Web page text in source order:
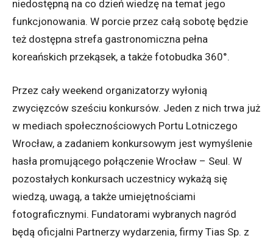
niedostępną na co dzień wiedzę na temat jego
funkcjonowania. W porcie przez całą sobotę będzie
też dostępna strefa gastronomiczna pełna
koreańskich przekąsek, a także fotobudka 360°.
Przez cały weekend organizatorzy wyłonią
zwycięzców sześciu konkursów. Jeden z nich trwa już
w mediach społecznościowych Portu Lotniczego
Wrocław, a zadaniem konkursowym jest wymyślenie
hasła promującego połączenie Wrocław – Seul. W
pozostałych konkursach uczestnicy wykażą się
wiedzą, uwagą, a także umiejętnościami
fotograficznymi. Fundatorami wybranych nagród
będą oficjalni Partnerzy wydarzenia, firmy Tias Sp. z